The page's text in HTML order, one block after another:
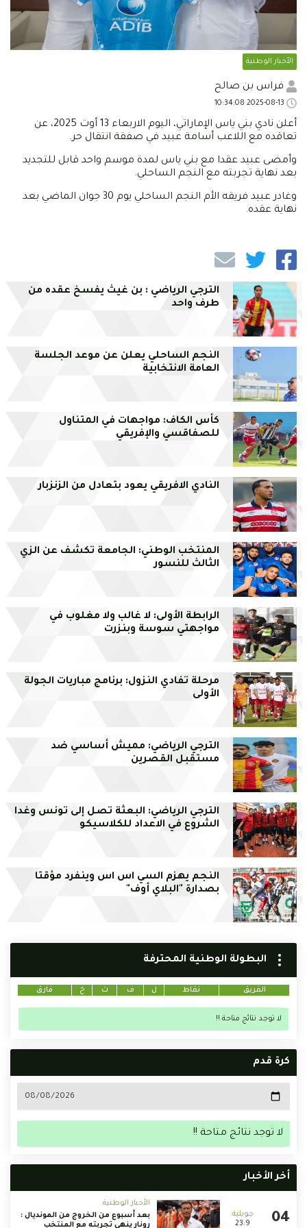
الأخبار الوطنية
فراس بن صالح
أعلن نادي بني ياس الإماراتي، اليوم الاربعاء 13 أوت 2025، عن
تعاقده مع اللاعب أسامة عبيد في صفقة انتقال حر.
وأمضى عبيد عقدا مع بني ياس لمدة موسم واحد قابل للتجديد
بعد نهاية تجربته مع النجم الساحلي.
وغادر عبيد فريقه الأم النجم الساحلي يوم 30 جوان الماضي بعد
نهاية عقده.
الترجي الرياضي : بن غيث يفسخ عقده من
طرف واحد
النجم الساحلي يعلن عن موعد الجلسة
العامة الانتخابية
كأس الكاف: مواجهات في المتناول
للصفاقسي والإفريقي
النادي الافريقي يعود بتعادل من الزنزبار
المنتخب الوطني: الجامعة تكشف عن الزي
الثالث للنسور
الرابطة الأولى: لا غالب ولا مغلوب في
مواجهتي سوسة وبنزرت
مرحلة تفادي النزول: برنامج مباريات الجولة
الأولى
الترجي الرياضي: مميش أساسي ضد
مستقبل القصرين
الترجي الرياضي: البعثة تصل إلى تونس وغدا
الشروع في الاعداد للكلاسيكو
النجم يهزم السي اس اس وينفرد مؤقتا
بصدارة "البلاي أوف"
البطولة الوطنية المحترفة
الفريق نقاط ل ف ت خ فارق
لا توجد نتائج متاحة !!
كرة قدم
لا توجد نتائج متاحة !!
أخر الأخبار
23:9
الأخبار الوطنية
بعد أسبوع من الخروج من المونديال :
رونار ينهي تجربته مع المنتخب